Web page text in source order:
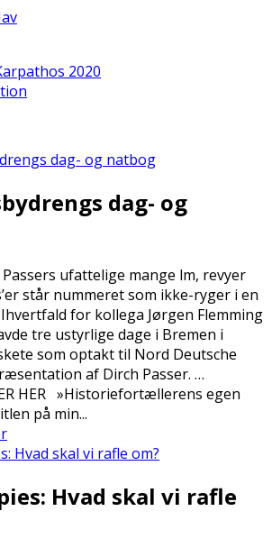
2020
dag- og
ufattelige mange film, revyer
står nummeret som ikke-ryger i en
for kollega Jørgen Flemming
tre ustyrlige dage i Bremen i
som optakt til Nord Deutsche
af Dirch Passer. …
HER »Historiefortællerens egen
på min...
Hvad skal vi rafle